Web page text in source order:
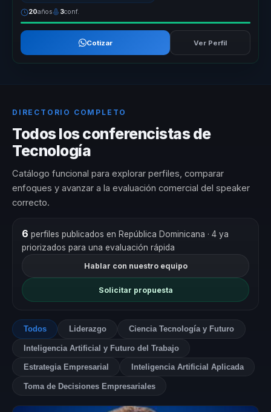
20años 3conf.
Cotizar Ver Perfil
DIRECTORIO COMPLETO
Todos los conferencistas de
Tecnología
Catálogo funcional para explorar perfiles, comparar
enfoques y avanzar a la evaluación comercial del speaker
correcto.
6 perfiles publicados en República Dominicana · 4 ya
priorizados para una evaluación rápida
Hablar con nuestro equipo
Solicitar propuesta
Todos Liderazgo Ciencia Tecnología y Futuro
Inteligencia Artificial y Futuro del Trabajo
Estrategia Empresarial Inteligencia Artificial Aplicada
Toma de Decisiones Empresariales